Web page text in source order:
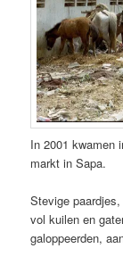
In 2001 kwamen
markt in Sapa.
Stevige
vol kuilen en
galoppeerden,